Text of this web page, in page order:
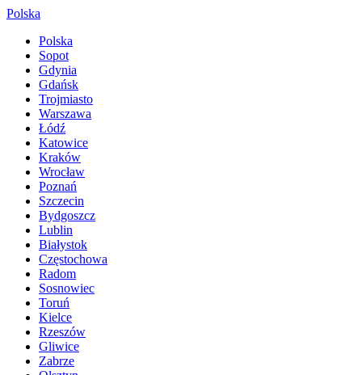
Polska
Polska
Sopot
Gdynia
Gdańsk
Trojmiasto
Warszawa
Łódź
Katowice
Kraków
Wrocław
Poznań
Szczecin
Bydgoszcz
Lublin
Białystok
Częstochowa
Radom
Sosnowiec
Toruń
Kielce
Rzeszów
Gliwice
Zabrze